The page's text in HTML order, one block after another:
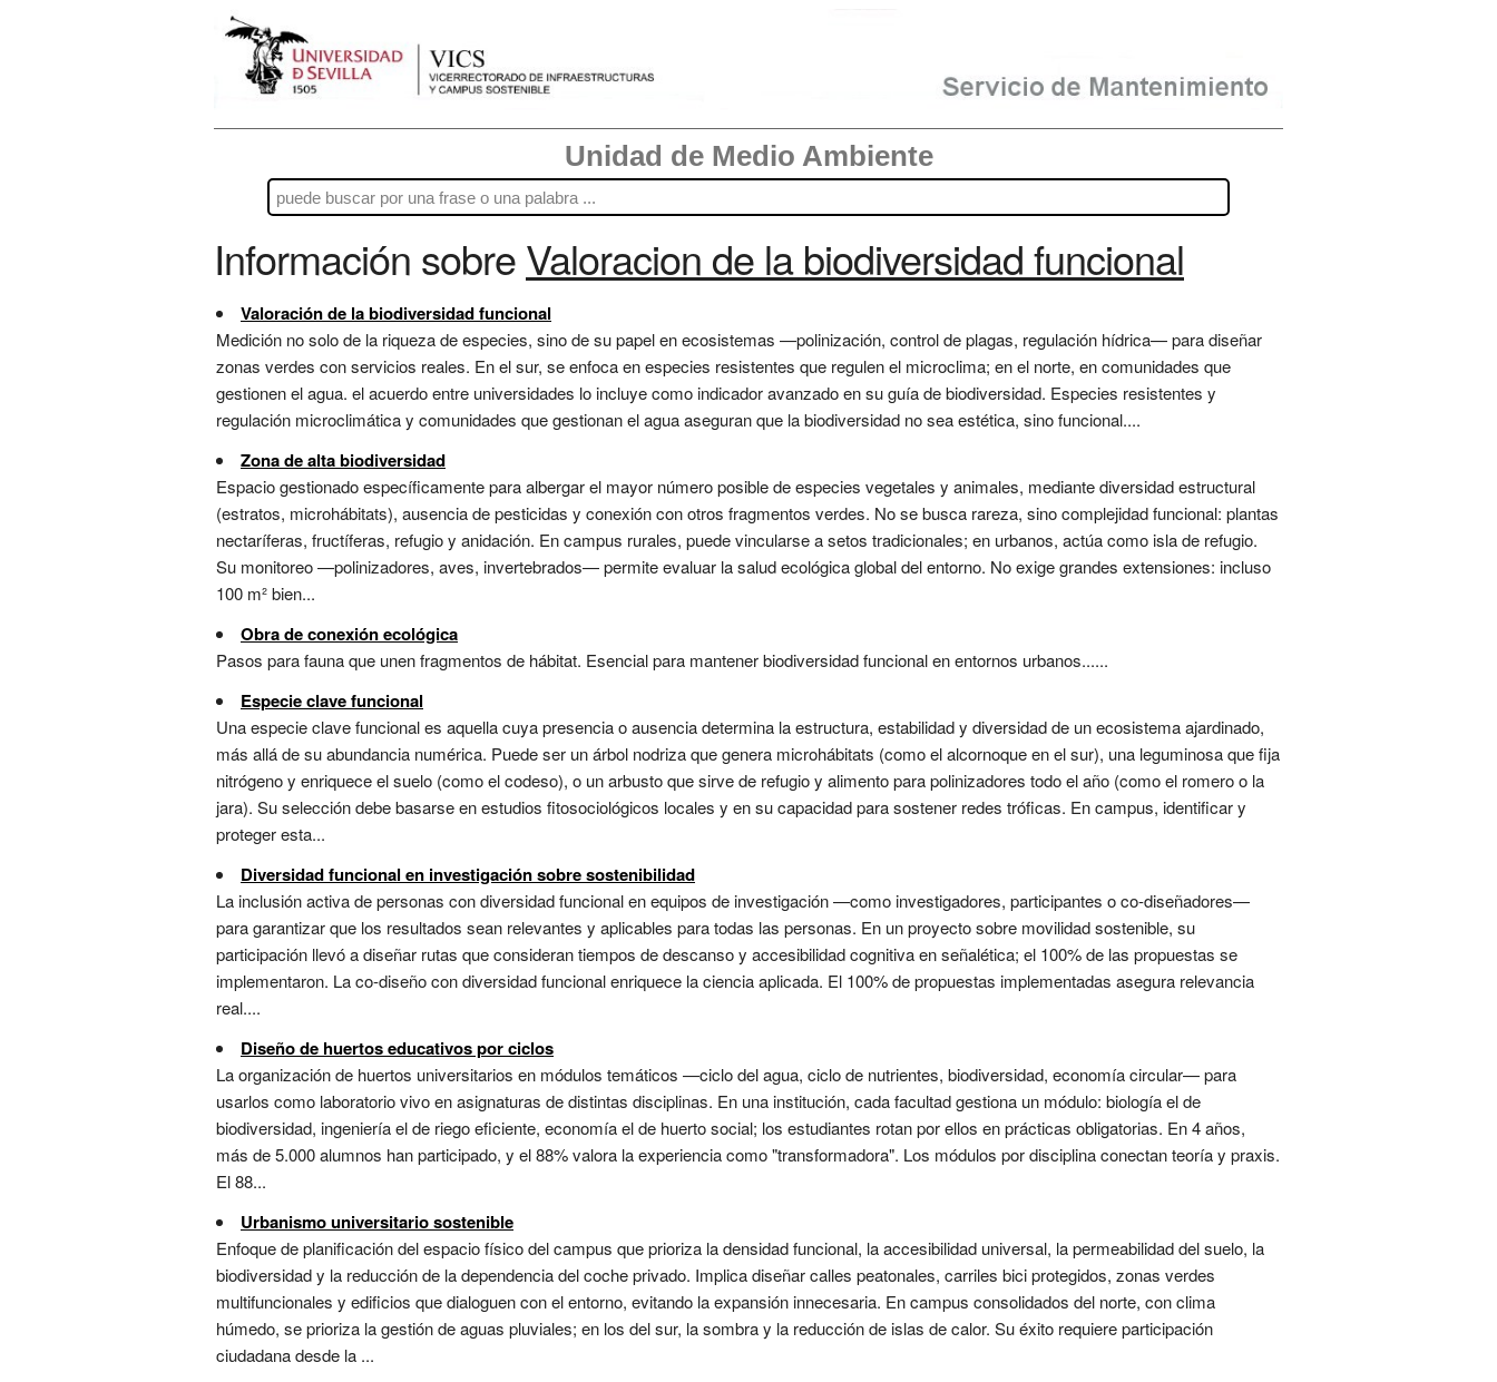
Unidad de Medio Ambiente
Información sobreValoracion de la biodiversidad funcional
Valoración de la biodiversidad funcional
Medición no solo de la riqueza de especies, sino de su papel en ecosistemas —polinización, control de plagas, regulación hídrica— para diseñar
zonas verdes con servicios reales. En el sur, se enfoca en especies resistentes que regulen el microclima; en el norte, en comunidades que
gestionen el agua. el acuerdo entre universidades lo incluye como indicador avanzado en su guía de biodiversidad. Especies resistentes y
regulación microclimática y comunidades que gestionan el agua aseguran que la biodiversidad no sea estética, sino funcional....
Zona de alta biodiversidad
Espacio gestionado específicamente para albergar el mayor número posible de especies vegetales y animales, mediante diversidad estructural
(estratos, microhábitats), ausencia de pesticidas y conexión con otros fragmentos verdes. No se busca rareza, sino complejidad funcional: plantas
nectaríferas, fructíferas, refugio y anidación. En campus rurales, puede vincularse a setos tradicionales; en urbanos, actúa como isla de refugio.
Su monitoreo —polinizadores, aves, invertebrados— permite evaluar la salud ecológica global del entorno. No exige grandes extensiones: incluso
100 m² bien...
Obra de conexión ecológica
Pasos para fauna que unen fragmentos de hábitat. Esencial para mantener biodiversidad funcional en entornos urbanos......
Especie clave funcional
Una especie clave funcional es aquella cuya presencia o ausencia determina la estructura, estabilidad y diversidad de un ecosistema ajardinado,
más allá de su abundancia numérica. Puede ser un árbol nodriza que genera microhábitats (como el alcornoque en el sur), una leguminosa que fija
nitrógeno y enriquece el suelo (como el codeso), o un arbusto que sirve de refugio y alimento para polinizadores todo el año (como el romero o la
jara). Su selección debe basarse en estudios fitosociológicos locales y en su capacidad para sostener redes tróficas. En campus, identificar y
proteger esta...
Diversidad funcional en investigación sobre sostenibilidad
La inclusión activa de personas con diversidad funcional en equipos de investigación —como investigadores, participantes o co-diseñadores—
para garantizar que los resultados sean relevantes y aplicables para todas las personas. En un proyecto sobre movilidad sostenible, su
participación llevó a diseñar rutas que consideran tiempos de descanso y accesibilidad cognitiva en señalética; el 100% de las propuestas se
implementaron. La co-diseño con diversidad funcional enriquece la ciencia aplicada. El 100% de propuestas implementadas asegura relevancia
real....
Diseño de huertos educativos por ciclos
La organización de huertos universitarios en módulos temáticos —ciclo del agua, ciclo de nutrientes, biodiversidad, economía circular— para
usarlos como laboratorio vivo en asignaturas de distintas disciplinas. En una institución, cada facultad gestiona un módulo: biología el de
biodiversidad, ingeniería el de riego eficiente, economía el de huerto social; los estudiantes rotan por ellos en prácticas obligatorias. En 4 años,
más de 5.000 alumnos han participado, y el 88% valora la experiencia como "transformadora". Los módulos por disciplina conectan teoría y praxis.
El 88...
Urbanismo universitario sostenible
Enfoque de planificación del espacio físico del campus que prioriza la densidad funcional, la accesibilidad universal, la permeabilidad del suelo, la
biodiversidad y la reducción de la dependencia del coche privado. Implica diseñar calles peatonales, carriles bici protegidos, zonas verdes
multifuncionales y edificios que dialoguen con el entorno, evitando la expansión innecesaria. En campus consolidados del norte, con clima
húmedo, se prioriza la gestión de aguas pluviales; en los del sur, la sombra y la reducción de islas de calor. Su éxito requiere participación
ciudadana desde la ...